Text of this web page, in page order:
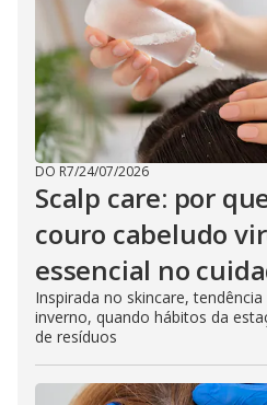
DO R7/24/07/2026
Scalp care: por
couro cabeludo
essencial no
Inspirada no skincare,
inverno, quando hábitos da
de resíduos